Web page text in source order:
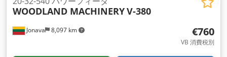
Jonava 8,097 km
WOODLAND MACHINERYV-380
€760
VB 消費税別